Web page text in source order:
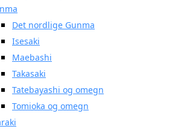
Det nordlige Gunma
Isesaki
Maebashi
Takasaki
Tatebayashi og omegn
Tomioka og omegn